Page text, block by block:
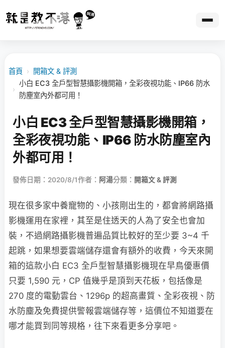
首頁 › 開箱文 & 評測
›
小白 EC3 全戶型智慧攝影機開箱，全彩夜視功能、IP66 防水
防塵室內外都可用！
小白 EC3 全戶型智慧攝影機開箱，
全彩夜視功能、IP66 防水防塵室內
外都可用！
發佈日期：2020/8/1作者： 阿湯分類： 開箱文 & 評測
現在很多家中養寵物的、小孩剛出生的，都會將網路攝
影機運用在家裡，其至是住透天的人為了安全也會加
裝，不過網路攝影機普遍品質比較好的至少要 3~4 千
起跳，如果想要雲端儲存還會有額外的收費，今天來開
箱的這款小白 EC3 全戶型智慧攝影機現在早鳥優惠價
只要 1,590 元，CP 值幾乎是頂到天花板，包括像是
270 度的電動雲台、1296p 的超高畫質、全彩夜視、防
水防塵及免費提供警報雲端儲存等，這價位不知道要在
哪才能買到同等規格，往下來看更多分享吧。